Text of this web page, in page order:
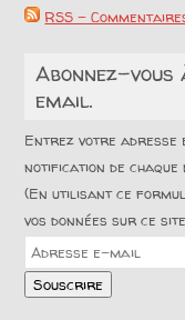
RSS -
Abonnez-
email.
Entrez votre adresse
notification de
(En utilisant ce
vos données sur ce
Adresse
e-
mail
Souscrire